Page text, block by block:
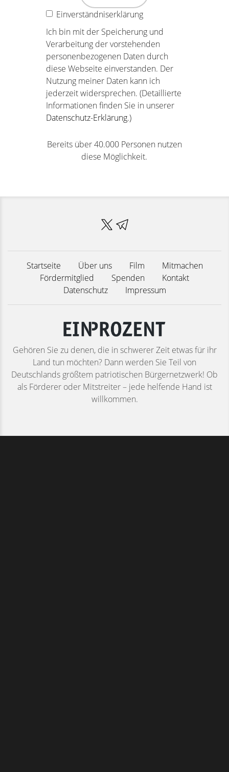
Einverständniserklärung
Ich bin mit der Speicherung und
Verarbeitung der vorstehenden
personenbezogenen Daten durch
diese Webseite einverstanden. Der
Nutzung meiner Daten kann ich
jederzeit widersprechen. (Detaillierte
Informationen finden Sie in unserer
Datenschutz-Erklärung.)
Bereits über 40.000 Personen nutzen
diese Möglichkeit.
Startseite Über uns Film
Mitmachen
Fördermitglied
Spenden
Kontakt
Datenschutz
Impressum
Gehören Sie zu denen, die in schwerer Zeit etwas für ihr
Land tun möchten? Dann werden Sie Teil von
Deutschlands größtem patriotischen Bürgernetzwerk! Ob
als Förderer oder Mitstreiter – jede helfende Hand ist
willkommen.